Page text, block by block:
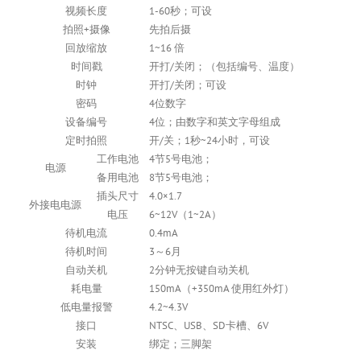
视频长度
1-60秒；可设
拍照+摄像
先拍后摄
回放缩放
1~16 倍
时间戳
开打/关闭；（包括编号、温度）
时钟
开打/关闭；可设
密码
4位数字
设备编号
4位；由数字和英文字母组成
定时拍照
开/关；1秒~24小时，可设
电源
工作电池
4节5号电池；
备用电池
8节5号电池；
外接电电源
插头尺寸
4.0×1.7
电压
6~12V（1~2A）
待机电流
0.4mA
待机时间
3～6月
自动关机
2分钟无按键自动关机
耗电量
150mA（+350mA 使用红外灯）
低电量报警
4.2~4.3V
接口
NTSC、USB、SD卡槽、6V
安装
绑定；三脚架